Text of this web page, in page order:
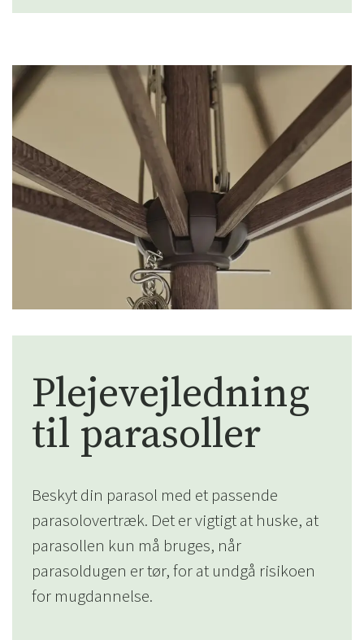
Sverige
Danmark
Norge
Suomi
Plejevejledning
til parasoller
Beskyt din parasol med et passende
parasolovertræk. Det er vigtigt at huske, at
parasollen kun må bruges, når
parasoldugen er tør, for at undgå risikoen
for mugdannelse.